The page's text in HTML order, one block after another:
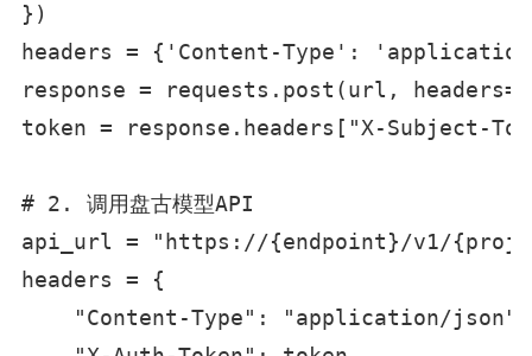
})
headers = {'Content-Type':
response = requests.post(url,
token = response.headers["X-Subject-
# 2. 调用盘古模型API
api_url = "https://{endpoint}/v1/
headers = {
    "Content-Type": "application/json",